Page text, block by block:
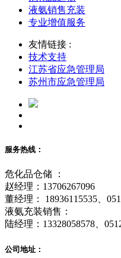
液氨销售充装
专业增值服务
友情链接 :
技术支持
江苏省应急管理局
苏州市应急管理局
服务热线：
危化品仓储 ：
赵经理：13706267096
董经理： 18936115535、
液氨充装销售：
陆经理：13328058578、
公司地址：